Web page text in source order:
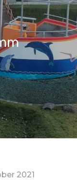
2021